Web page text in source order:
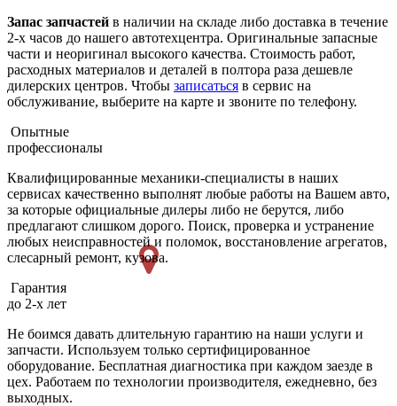
Запас запчастей в наличии на складе либо доставка в течение
2-х часов до нашего автотехцентра. Оригинальные запасные
части и неоригинал высокого качества. Стоимость работ,
расходных материалов и деталей в полтора раза дешевле
дилерских центров. Чтобы записаться в сервис на
обслуживание, выберите на карте и звоните по телефону.
Опытные
профессионалы
Квалифицированные механики-специалисты в наших
сервисах качественно выполнят любые работы на Вашем авто,
за которые официальные дилеры либо не берутся, либо
предлагают слишком дорого. Поиск, проверка и устранение
любых неисправностей и поломок, восстановление агрегатов,
слесарный ремонт, кузова.
Гарантия
до 2-х лет
Не боимся давать длительную гарантию на наши услуги и
запчасти. Используем только сертифицированное
оборудование. Бесплатная диагностика при каждом заезде в
цех. Работаем по технологии производителя, ежедневно, без
выходных.